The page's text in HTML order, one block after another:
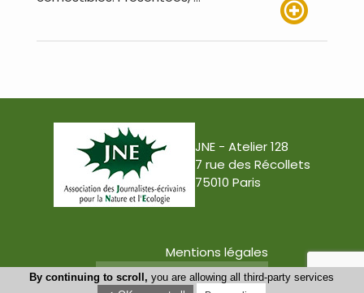
JNE - Atelier 128
7 rue des Récollets
75010 Paris
Mentions légales
Conception : Tabula Rasa
By continuing to scroll, you are allowing all third-party services